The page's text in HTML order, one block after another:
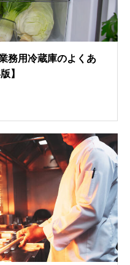
務用冷蔵庫のよくあ
】